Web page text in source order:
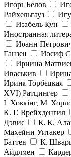
Игорь Белов
Райхельгауз
Изабель Кун
Иностранная
Иоанн
Ганзен
Иосиф
Ириина
Иваськив
Ирина Торбецкая
ХVI) Ратцингер
І. Хоккінг, М.
К. Г. Врейхденгил
Дэвис
К. К.
Махейни Уитакер
Баттен
К.
Айдлмен